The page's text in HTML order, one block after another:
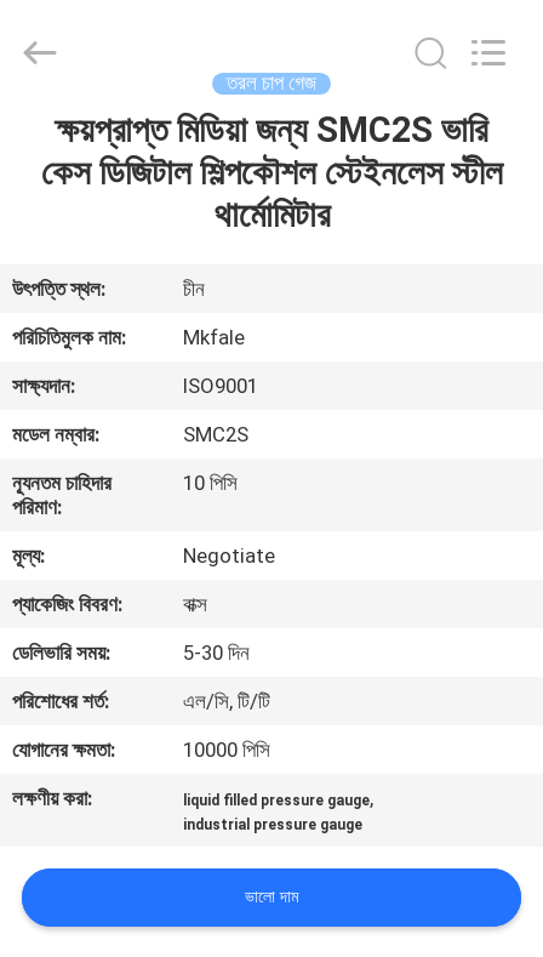
আমাদের
সম্পর্কে
কারখানা
ভ্রমণ
নিয়ন্ত্রণ
যোগাযোগ
করুন
খবর
জন্য
আবেদন
Export
Reserved.
তরল চাপ গেজ
ক্ষয়প্রাপ্ত মিডিয়া জন্য SMC2S ভারি
কেস ডিজিটাল শিল্পকৌশল স্টেইনলেস স্টীল
থার্মোমিটার
উৎপত্তি স্থল:
চীন
পরিচিতিমুলক নাম:
Mkfale
সাক্ষ্যদান:
ISO9001
মডেল নম্বার:
SMC2S
ন্যূনতম চাহিদার
পরিমাণ:
10 পিসি
মূল্য:
Negotiate
প্যাকেজিং বিবরণ:
বাক্স
ডেলিভারি সময়:
5-30 দিন
পরিশোধের শর্ত:
এল/সি, টি/টি
যোগানের ক্ষমতা:
10000 পিসি
লক্ষণীয় করা:
liquid filled pressure gauge,
industrial pressure gauge
ভালো দাম